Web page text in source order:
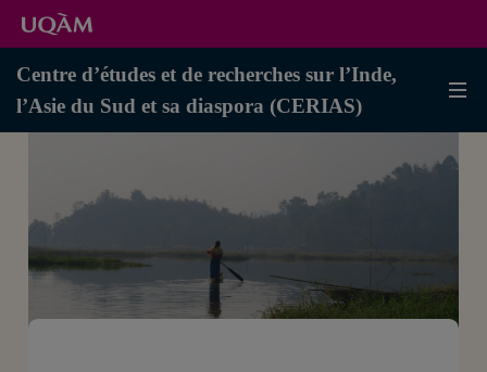
Centre d’études et de recherches sur l’Inde,
l’Asie du Sud et sa diaspora (CERIAS)